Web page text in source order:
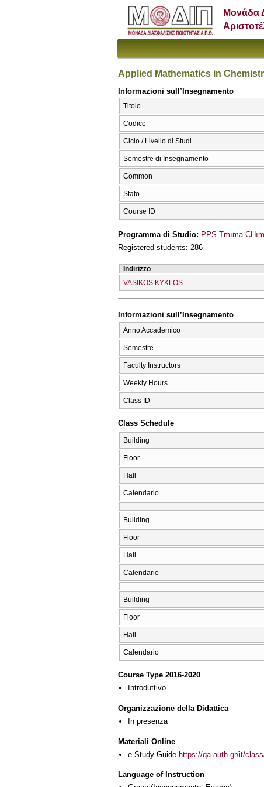
Μονάδα
Applied Mathematics in
Informazioni sull’Insegnamento
Titolo
Codice
Ciclo / Livello di Studi
Semestre di Insegnamento
Common
Stato
Course ID
Programma di Studio: PPS-Tmīma
Registered students: 286
Indirizzo
VASIKOS KYKLOS
Informazioni sull’Insegnamento
Anno Accademico
Semestre
Faculty Instructors
Weekly Hours
Class ID
Class Schedule
Building
Floor
Hall
Calendario
Building
Floor
Hall
Calendario
Building
Floor
Hall
Calendario
Course Type 2016-2020
Introduttivo
Organizzazione della Didattica
In presenza
Materiali Online
e-Study Guide https://qa.auth.gr/it/
Language of Instruction